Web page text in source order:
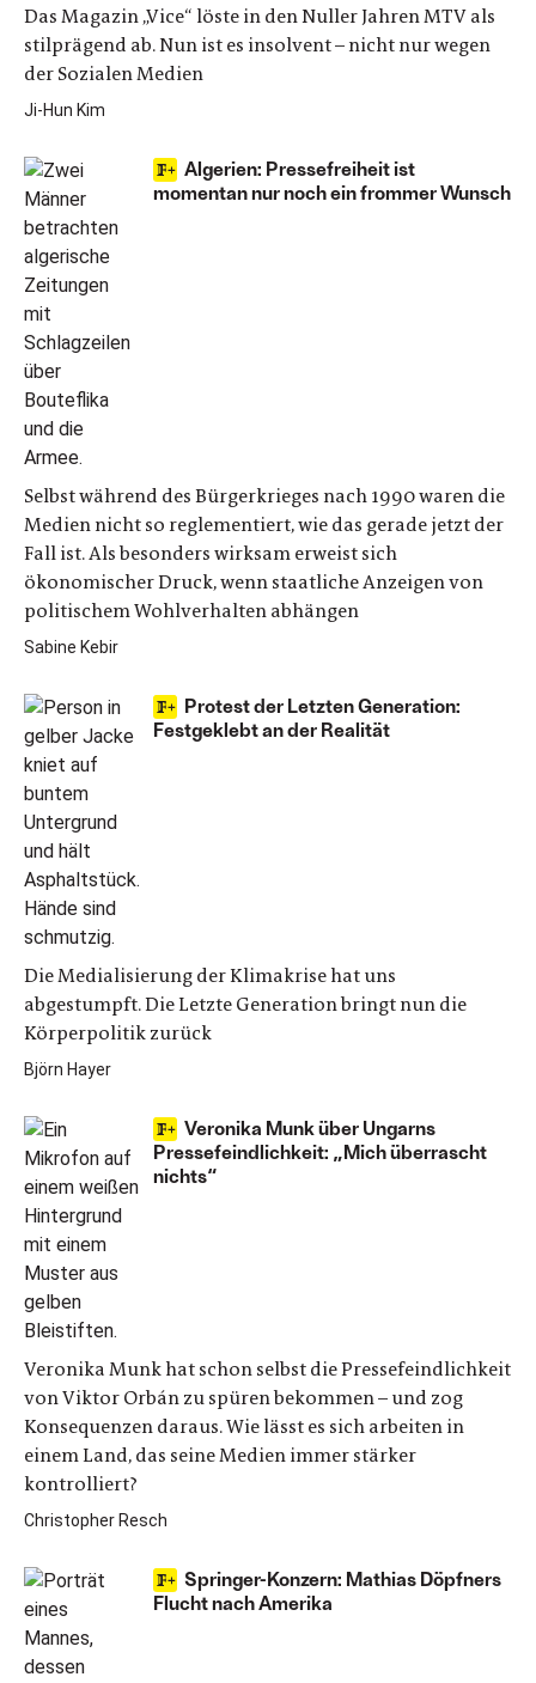
Das Magazin „Vice“ löste in den Nuller Jahren MTV als
stilprägend ab. Nun ist es insolvent – nicht nur wegen
der Sozialen Medien
Ji-Hun Kim
Algerien: Pressefreiheit ist
momentan nur noch ein frommer Wunsch
Selbst während des Bürgerkrieges nach 1990 waren die
Medien nicht so reglementiert, wie das gerade jetzt der
Fall ist. Als besonders wirksam erweist sich
ökonomischer Druck, wenn staatliche Anzeigen von
politischem Wohlverhalten abhängen
Sabine Kebir
Protest der Letzten Generation:
Festgeklebt an der Realität
Die Medialisierung der Klimakrise hat uns
abgestumpft. Die Letzte Generation bringt nun die
Körperpolitik zurück
Björn Hayer
Veronika Munk über Ungarns
Pressefeindlichkeit: „Mich überrascht
nichts“
Veronika Munk hat schon selbst die Pressefeindlichkeit
von Viktor Orbán zu spüren bekommen – und zog
Konsequenzen daraus. Wie lässt es sich arbeiten in
einem Land, das seine Medien immer stärker
kontrolliert?
Christopher Resch
Springer-Konzern: Mathias Döpfners
Flucht nach Amerika